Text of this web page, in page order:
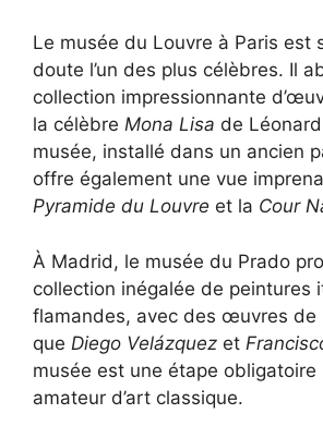
Le musée du Louvre à Paris est
doute l’un des plus célèbres. Il
collection impressionnante
la célèbre Mona Lisa de
musée, installé dans un ancien
offre également une vue
Pyramide du Louvre et la Cour
À Madrid, le musée du Prado
collection inégalée de peintures
flamandes, avec des œuvres de
que Diego Velázquez et
musée est une étape obligatoire
amateur d’art classique.